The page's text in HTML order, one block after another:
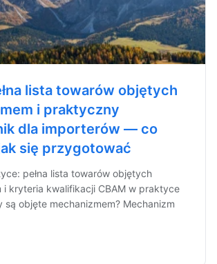
lista towarów objętych
i praktyczny
dla importerów — co
się przygotować
pełna lista towarów objętych
i kryteria kwalifikacji CBAM w praktyce
objęte mechanizmem? Mechanizm